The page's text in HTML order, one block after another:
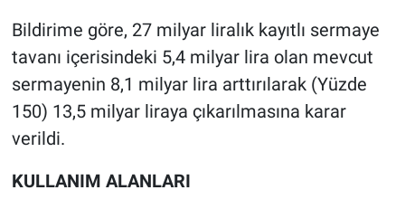
Bildirime göre, 27 milyar liralık kayıtlı sermaye
tavanı içerisindeki 5,4 milyar lira olan mevcut
sermayenin 8,1 milyar lira arttırılarak (Yüzde
150) 13,5 milyar liraya çıkarılmasına karar
verildi.
KULLANIM ALANLARI